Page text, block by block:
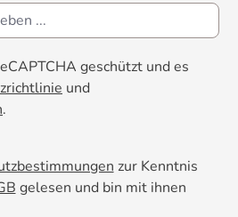
geschützt und es
und
.
zur Kenntnis
gelesen und bin mit ihnen